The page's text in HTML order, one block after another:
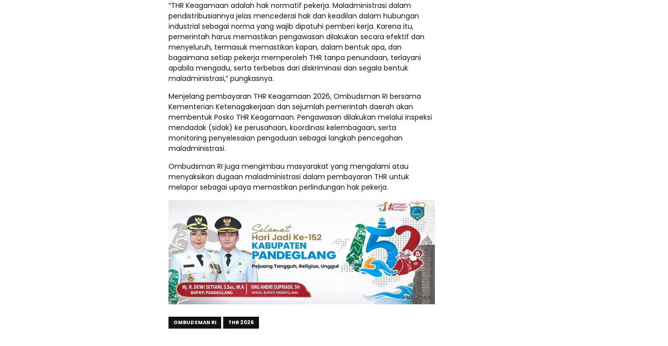
“THR Keagamaan adalah hak normatif pekerja. Maladministrasi dalam
pendistribusiannya jelas mencederai hak dan keadilan dalam hubungan
industrial sebagai norma yang wajib dipatuhi pemberi kerja. Karena itu,
pemerintah harus memastikan pengawasan dilakukan secara efektif dan
menyeluruh, termasuk memastikan kapan, dalam bentuk apa, dan
bagaimana setiap pekerja memperoleh THR tanpa penundaan, terlayani
apabila mengadu, serta terbebas dari diskriminasi dan segala bentuk
maladministrasi,” pungkasnya.
Menjelang pembayaran THR Keagamaan 2026, Ombudsman RI bersama
Kementerian Ketenagakerjaan dan sejumlah pemerintah daerah akan
membentuk Posko THR Keagamaan. Pengawasan dilakukan melalui inspeksi
mendadak (sidak) ke perusahaan, koordinasi kelembagaan, serta
monitoring penyelesaian pengaduan sebagai langkah pencegahan
maladministrasi.
Ombudsman RI juga mengimbau masyarakat yang mengalami atau
menyaksikan dugaan maladministrasi dalam pembayaran THR untuk
melapor sebagai upaya memastikan perlindungan hak pekerja.
OMBUDSMAN RI THR 2026